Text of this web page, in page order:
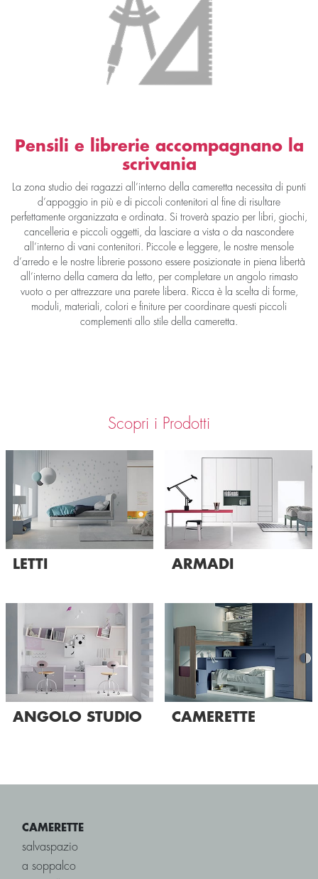
Pensili e librerie accompagnano la
scrivania
La zona studio dei ragazzi all’interno della cameretta necessita di punti
d’appoggio in più e di piccoli contenitori al fine di risultare
perfettamente organizzata e ordinata. Si troverà spazio per libri, giochi,
cancelleria e piccoli oggetti, da lasciare a vista o da nascondere
all’interno di vani contenitori. Piccole e leggere, le nostre mensole
d’arredo e le nostre librerie possono essere posizionate in piena libertà
all’interno della camera da letto, per completare un angolo rimasto
vuoto o per attrezzare una parete libera. Ricca è la scelta di forme,
moduli, materiali, colori e finiture per coordinare questi piccoli
complementi allo stile della cameretta.
Scopri i Prodotti
LETTI ARMADI
ANGOLO STUDIO CAMERETTE
CAMERETTE
salvaspazio
a soppalco